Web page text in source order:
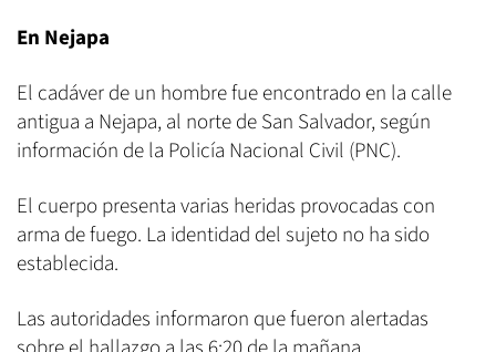
En Nejapa
El cadáver de un hombre fue encontrado en la calle
antigua a Nejapa, al norte de San Salvador, según
información de la Policía Nacional Civil (PNC).
El cuerpo presenta varias heridas provocadas con
arma de fuego. La identidad del sujeto no ha sido
establecida.
Las autoridades informaron que fueron alertadas